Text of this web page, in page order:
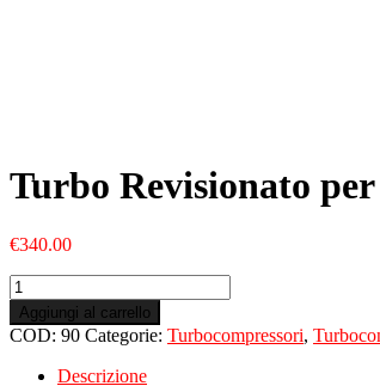
Turbo Revisionato
€340.00
Turbo
Revisionato
per
CITROEN
Xsara
Aggiungi al carrello
COD: 90 Categorie: Turbocompressori,
Descrizione